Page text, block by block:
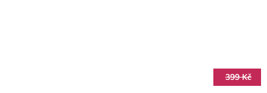
399 Kč